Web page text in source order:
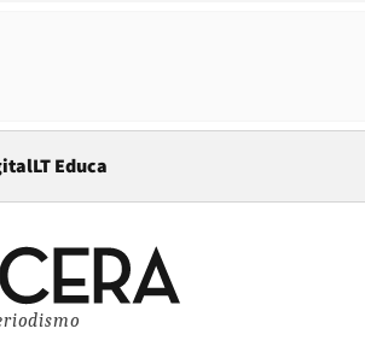
Opens in new window
LT Educa